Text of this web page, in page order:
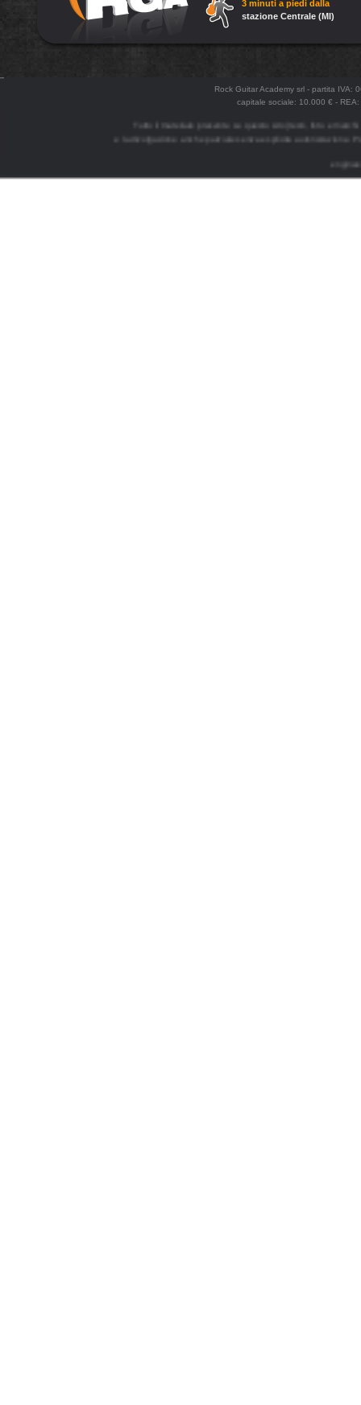
3 minuti a piedi dalla
stazione Centrale (MI)
Rock Guitar Academy srl - partita
capitale sociale: 10.000 € -
Tutto il materiale presente su questo sito (testi, foto e
e la divulgazione anche parziale senza esplicita autorizzazione.